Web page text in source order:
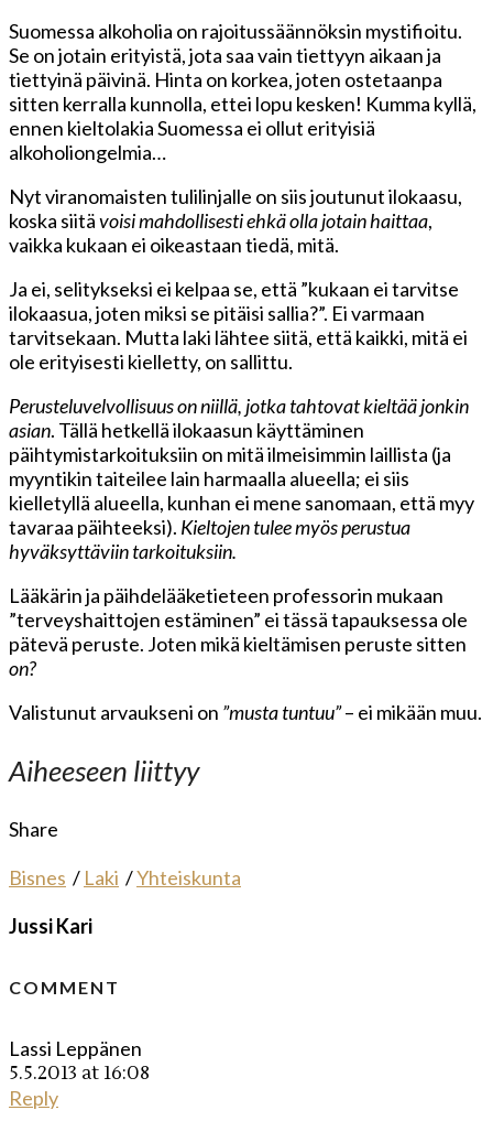
Suomessa alkoholia on rajoitussäännöksin mystifioitu.
Se on jotain erityistä, jota saa vain tiettyyn aikaan ja
tiettyinä päivinä. Hinta on korkea, joten ostetaanpa
sitten kerralla kunnolla, ettei lopu kesken! Kumma kyllä,
ennen kieltolakia Suomessa ei ollut erityisiä
alkoholiongelmia…
Nyt viranomaisten tulilinjalle on siis joutunut ilokaasu,
koska siitävoisi mahdollisesti ehkä olla jotain haittaa,
vaikka kukaan ei oikeastaan tiedä, mitä.
Ja ei, selitykseksi ei kelpaa se, että ”kukaan ei tarvitse
ilokaasua, joten miksi se pitäisi sallia?”. Ei varmaan
tarvitsekaan. Mutta laki lähtee siitä, että kaikki, mitä ei
ole erityisesti kielletty, on sallittu.
Perusteluvelvollisuus on niillä, jotka tahtovat kieltää jonkin
asian. Tällä hetkellä ilokaasun käyttäminen
päihtymistarkoituksiin on mitä ilmeisimmin laillista (ja
myyntikin taiteilee lain harmaalla alueella; ei siis
kielletyllä alueella, kunhan ei mene sanomaan, että myy
tavaraa päihteeksi). Kieltojen tulee myös perustua
hyväksyttäviin tarkoituksiin.
Lääkärin ja päihdelääketieteen professorin mukaan
”terveyshaittojen estäminen” ei tässä tapauksessa ole
pätevä peruste. Joten mikä kieltämisen peruste sitten
on?
Valistunut arvaukseni on ”musta tuntuu”– ei mikään muu.
Aiheeseen liittyy
Share
Bisnes / Laki /Yhteiskunta
Jussi Kari
COMMENT
Lassi Leppänen
5.5.2013 at 16:08
Reply